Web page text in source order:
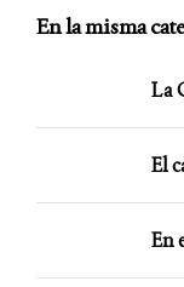
En la misma
La
El
En